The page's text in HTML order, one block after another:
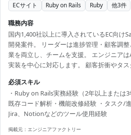
ECサイト Ruby on Rails Ruby 他3件
職務内容
国内1,400社以上に導入されているEC向け
開発案件。 リーダーは進捗管理・顧客調
業を両立し、チームを支援。 エンジニア
実装を中心に対応します。 顧客折衝やタ
Ruby ・フレームワーク：Ruby on Rails ・
ウド：AWS ・ツール：Jira、Notion、Slack
必須スキル
・Ruby on Rails実務経験（2年以上または
既存コード解析・機能改修経験 ・タスク/
Jira、Notionなどのツール使用経験
掲載元： エンジニアファクトリー